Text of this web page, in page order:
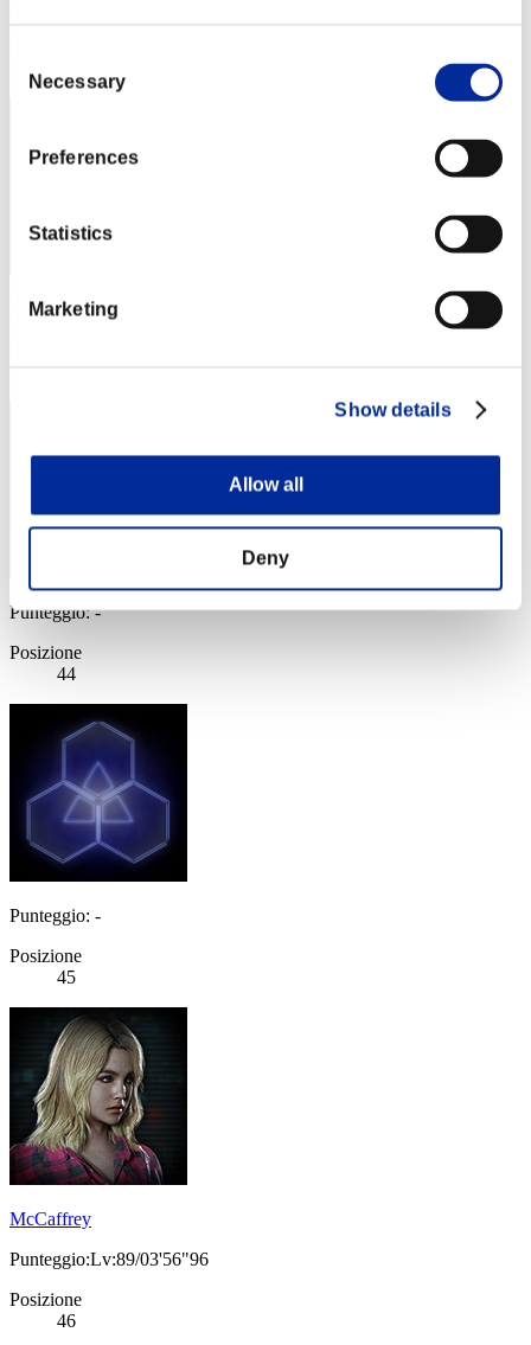
Selection
Necessary
Preferences
Statistics
Marketing
Show details
Allow all
Deny
Punteggio: -
43
Punteggio: -
Posizione
44
Punteggio: -
Posizione
45
McCaffrey
Punteggio:Lv:89/03'56"96
Posizione
46